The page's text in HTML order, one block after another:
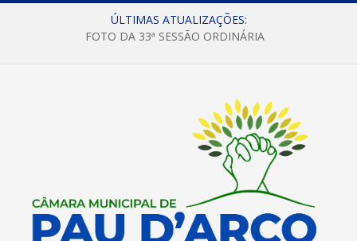
ÚLTIMAS ATUALIZAÇÕES:
FOTO DA 33ª SESSÃO ORDINÁRIA